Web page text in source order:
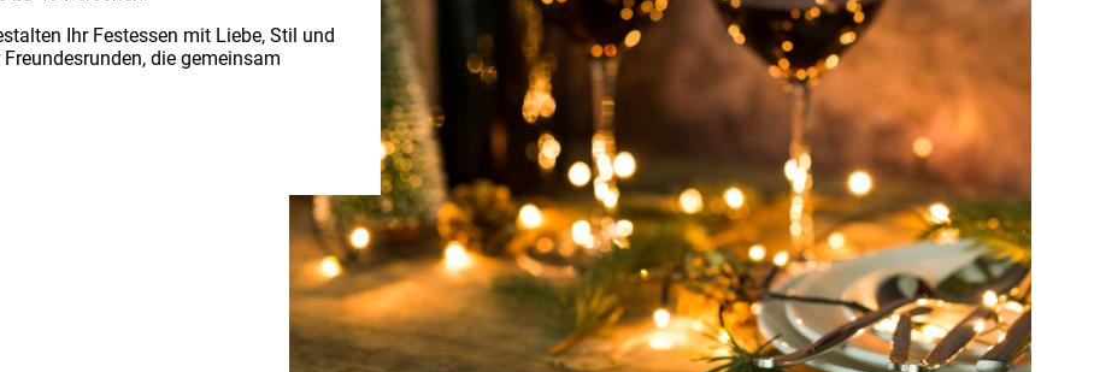
Ihr Festessen mit Liebe, Stil und
die gemeinsam